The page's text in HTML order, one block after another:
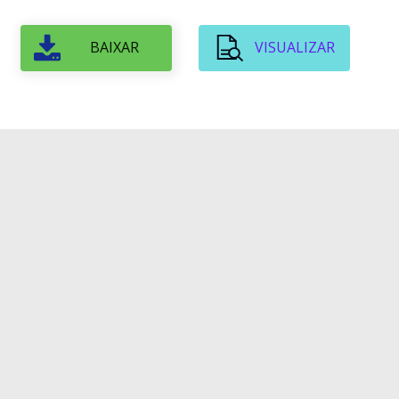
BAIXAR VISUALIZAR